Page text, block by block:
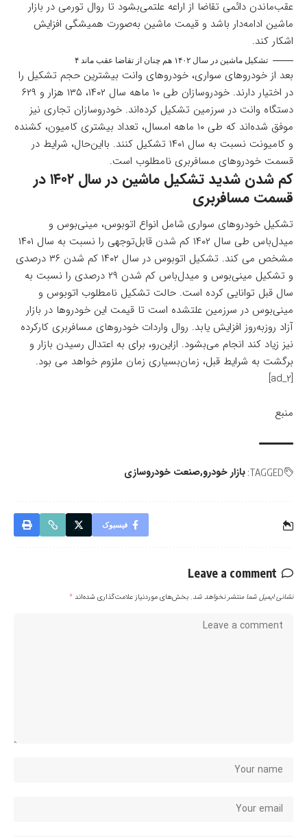
عقب‌ماندن دائمی تقاضا از اراعه علتمی‌بشود تا روال تورمی در بازار
ماشین ادامه‌دار باشد و قیمت ماشین به‌صورت همیشگی افزایش
اشکار کند.
تشکیل ماشین در سال ۱۴۰۲ هم چنان از تقاضا عقب ماند ۴
بعد از خودروهای سواری، خودروهای وانت بیشترین حجم تشکیل را
در اختیار دارند. خودروسازان طی ۱۰ ماهه سال ۱۴۰۲، ۱۳۵ هزار و ۶۲۹
دستگاه وانت در سرزمین تشکیل کرده‌اند. خودروسازان تجاری نیز
موفق شده‌اند که طی ۱۰ ماهه امسال، تعداد بیشتری کامیون، کشنده
و کامیونت نسبت به سال ۱۴۰۱ تشکیل کنند. بااین‌حال، شرایط در
قسمت خودروهای مسافربری نامطلوب است.
کم شدن شدید تشکیل ماشین در سال ۱۴۰۲ در
قسمت مسافربری
تشکیل خودروهای سواری شامل انواع اتوبوس، مینی‌بوس و
میدل‌باس طی سال ۱۴۰۲ کم شدن قابل‌توجهی را نسبت به سال ۱۴۰۱
مشخص می کند. تشکیل اتوبوس در سال ۱۴۰۲ کم شدن ۳۶ درصدی
و تشکیل مینی‌بوس و میدل‌باس کم شدن ۲۹ درصدی را نسبت به
سال قبل توانایی کرده است. حالت تشکیل نامطلوب اتوبوس و
مینی‌بوس در سرزمین علتشده است تا قیمت این خودروها در بازار
آزاد روزبه‌روز افزایش یابد. روال واردات خودروهای مسافربری کارکرده
نیز زیاد کند انجام می‌بشود. ازاین‌رو، برای به اعتدال رسیدن بازار و
برگشت به شرایط قبل، زمان‌بسیاری زمان ملزوم خواهد می بود.
[ad_2]
منبع
TAGGED: بازار خودرو صنعت خودروسازی
فیسبوک
Leave a comment
نشانی ایمیل شما منتشر نخواهد شد. بخش‌های موردنیاز علامت‌گذاری شده‌اند*